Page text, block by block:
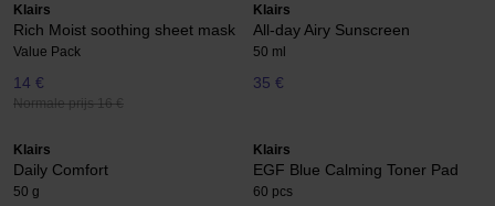
Klairs
Rich Moist soothing sheet mask
Value Pack
14 €
Normale prijs 16 €
Klairs
All-day Airy Sunscreen
50 ml
35 €
Klairs
Daily Comfort
50 g
Klairs
EGF Blue Calming Toner Pad
60 pcs